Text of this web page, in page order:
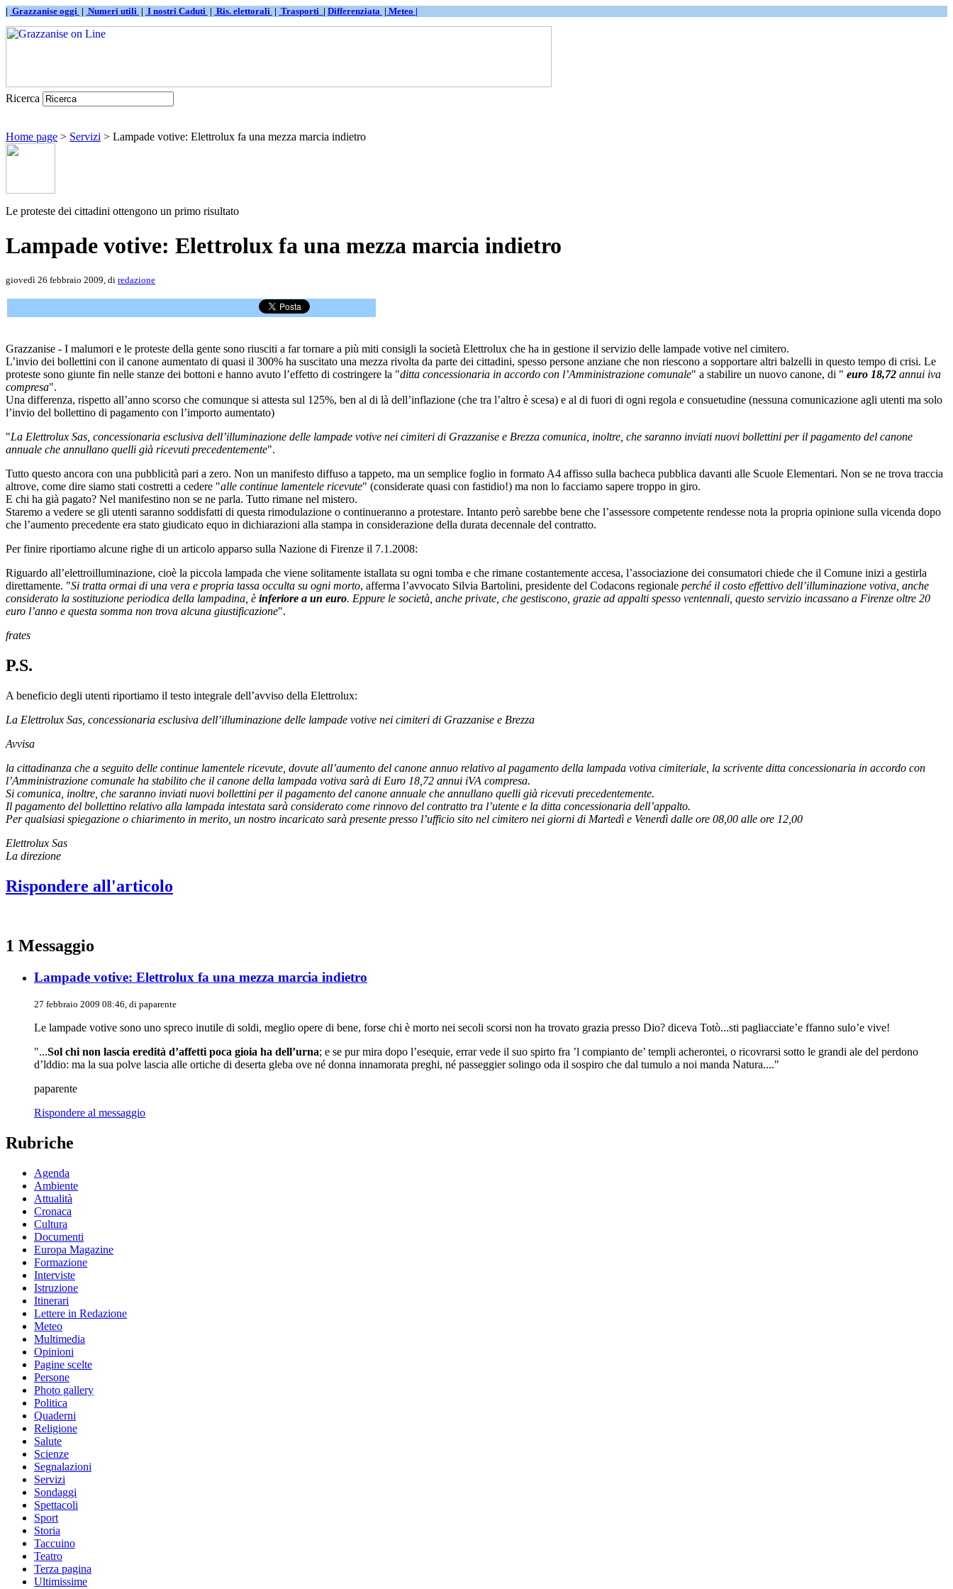
| Grazzanise oggi | Numeri utili | I nostri Caduti | Ris. elettorali | Trasporti | Differenziata | Meteo |
Ricerca
Home page > Servizi > Lampade votive: Elettrolux fa una mezza marcia indietro
Le proteste dei cittadini ottengono un primo risultato
Lampade votive: Elettrolux fa una mezza marcia indietro
giovedì 26 febbraio 2009, di redazione
Grazzanise - I malumori e le proteste della gente sono riusciti a far tornare a più miti consigli la società Elettrolux che ha in gestione il servizio delle lampade votive nel cimitero.
L’invio dei bollettini con il canone aumentato di quasi il 300% ha suscitato una mezza rivolta da parte dei cittadini, spesso persone anziane che non riescono a sopportare altri balzelli in questo tempo di crisi. Le
proteste sono giunte fin nelle stanze dei bottoni e hanno avuto l’effetto di costringere la "ditta concessionaria in accordo con l’Amministrazione comunale" a stabilire un nuovo canone, di " euro 18,72 annui iva
compresa".
Una differenza, rispetto all’anno scorso che comunque si attesta sul 125%, ben al di là dell’inflazione (che tra l’altro è scesa) e al di fuori di ogni regola e consuetudine (nessuna comunicazione agli utenti ma solo
l’invio del bollettino di pagamento con l’importo aumentato)
"La Elettrolux Sas, concessionaria esclusiva dell’illuminazione delle lampade votive nei cimiteri di Grazzanise e Brezza comunica, inoltre, che saranno inviati nuovi bollettini per il pagamento del canone
annuale che annullano quelli già ricevuti precedentemente".
Tutto questo ancora con una pubblicità pari a zero. Non un manifesto diffuso a tappeto, ma un semplice foglio in formato A4 affisso sulla bacheca pubblica davanti alle Scuole Elementari. Non se ne trova traccia
altrove, come dire siamo stati costretti a cedere "alle continue lamentele ricevute" (considerate quasi con fastidio!) ma non lo facciamo sapere troppo in giro.
E chi ha già pagato? Nel manifestino non se ne parla. Tutto rimane nel mistero.
Staremo a vedere se gli utenti saranno soddisfatti di questa rimodulazione o continueranno a protestare. Intanto però sarebbe bene che l’assessore competente rendesse nota la propria opinione sulla vicenda dopo
che l’aumento precedente era stato giudicato equo in dichiarazioni alla stampa in considerazione della durata decennale del contratto.
Per finire riportiamo alcune righe di un articolo apparso sulla Nazione di Firenze il 7.1.2008:
Riguardo all’elettroilluminazione, cioè la piccola lampada che viene solitamente istallata su ogni tomba e che rimane costantemente accesa, l’associazione dei consumatori chiede che il Comune inizi a gestirla
direttamente. "Si tratta ormai di una vera e propria tassa occulta su ogni morto, afferma l’avvocato Silvia Bartolini, presidente del Codacons regionale perché il costo effettivo dell’illuminazione votiva, anche
considerato la sostituzione periodica della lampadina, è inferiore a un euro. Eppure le società, anche private, che gestiscono, grazie ad appalti spesso ventennali, questo servizio incassano a Firenze oltre 20
euro l’anno e questa somma non trova alcuna giustificazione".
frates
P.S.
A beneficio degli utenti riportiamo il testo integrale dell’avviso della Elettrolux:
La Elettrolux Sas, concessionaria esclusiva dell’illuminazione delle lampade votive nei cimiteri di Grazzanise e Brezza
Avvisa
la cittadinanza che a seguito delle continue lamentele ricevute, dovute all’aumento del canone annuo relativo al pagamento della lampada votiva cimiteriale, la scrivente ditta concessionaria in accordo con
l’Amministrazione comunale ha stabilito che il canone della lampada votiva sarà di Euro 18,72 annui iVA compresa.
Si comunica, inoltre, che saranno inviati nuovi bollettini per il pagamento del canone annuale che annullano quelli già ricevuti precedentemente.
Il pagamento del bollettino relativo alla lampada intestata sarà considerato come rinnovo del contratto tra l’utente e la ditta concessionaria dell’appalto.
Per qualsiasi spiegazione o chiarimento in merito, un nostro incaricato sarà presente presso l’ufficio sito nel cimitero nei giorni di Martedì e Venerdì dalle ore 08,00 alle ore 12,00
Elettrolux Sas
La direzione
Rispondere all'articolo
1 Messaggio
Lampade votive: Elettrolux fa una mezza marcia indietro
27 febbraio 2009 08:46, di paparente
Le lampade votive sono uno spreco inutile di soldi, meglio opere di bene, forse chi è morto nei secoli scorsi non ha trovato grazia presso Dio? diceva Totò...sti pagliacciate’e ffanno sulo’e vive!
"...Sol chi non lascia eredità d’affetti poca gioia ha dell’urna; e se pur mira dopo l’esequie, errar vede il suo spirto fra ’l compianto de’ templi acherontei, o ricovrarsi sotto le grandi ale del perdono
d’lddio: ma la sua polve lascia alle ortiche di deserta gleba ove né donna innamorata preghi, né passeggier solingo oda il sospiro che dal tumulo a noi manda Natura...."
paparente
Rispondere al messaggio
Rubriche
Agenda
Ambiente
Attualità
Cronaca
Cultura
Documenti
Europa Magazine
Formazione
Interviste
Istruzione
Itinerari
Lettere in Redazione
Meteo
Multimedia
Opinioni
Pagine scelte
Persone
Photo gallery
Politica
Quaderni
Religione
Salute
Scienze
Segnalazioni
Servizi
Sondaggi
Spettacoli
Sport
Storia
Taccuino
Teatro
Terza pagina
Ultimissime